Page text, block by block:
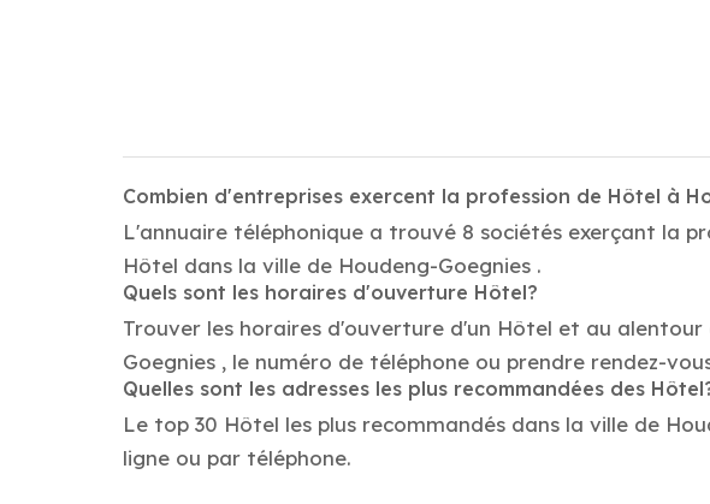
Combien d'entreprises exercent la profession de Hôtel à
L'annuaire téléphonique a trouvé 8 sociétés exerçant la
Hôtel dans la ville de Houdeng-Goegnies .
Quels sont les horaires d'ouverture Hôtel?
Trouver les horaires d'ouverture d'un Hôtel et au
Goegnies , le numéro de téléphone ou prendre rendez-
Quelles sont les adresses les plus recommandées des
Le top 30 Hôtel les plus recommandés dans la ville de
ligne ou par téléphone.